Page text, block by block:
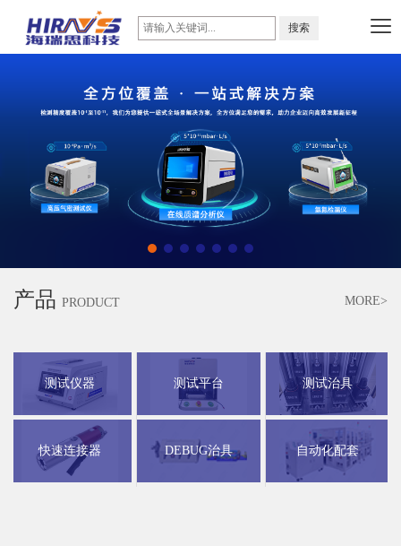
产品 PRODUCT MORE>
测试仪器 测试平台 测试治具
快速连接器 DEBUG治具 自动化配套